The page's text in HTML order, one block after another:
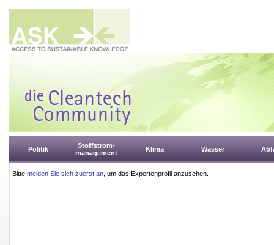
Politik
Stoffstrom-
management
Klima Wasser
Bitte melden Sie sich zuerst an , um das Expertenprofil anzusehen.